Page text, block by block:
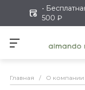
•
500 ₽
Главная / О компании